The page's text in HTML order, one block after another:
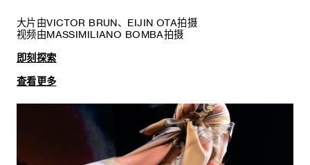
大片由VICTOR BRUN、EIJIN OTA拍摄
视频由MASSIMILIANO BOMBA拍摄
即刻探索
查看更多